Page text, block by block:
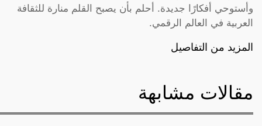
وأستوحي أفكارًا جديدة. أحلم بأن يصبح القلم منارة للثقافة
العربية في العالم الرقمي.
المزيد من التفاصيل
مقالات مشابهة